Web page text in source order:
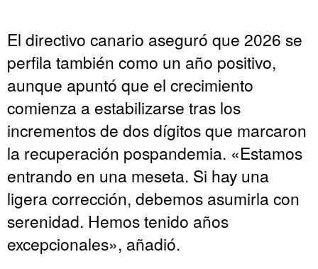
El directivo canario aseguró que 2026 se
perfila también como un año positivo,
aunque apuntó que el crecimiento
comienza a estabilizarse tras los
incrementos de dos dígitos que marcaron
la recuperación pospandemia. «Estamos
entrando en una meseta. Si hay una
ligera corrección, debemos asumirla con
serenidad. Hemos tenido años
excepcionales», añadió.